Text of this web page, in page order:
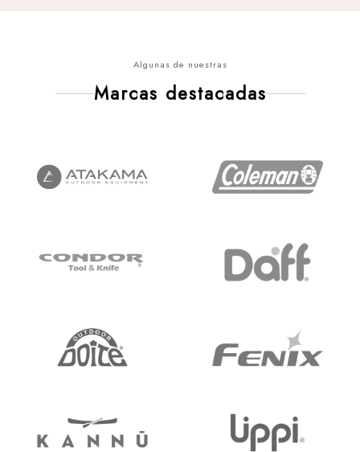
Algunas de nuestras
Marcas destacadas